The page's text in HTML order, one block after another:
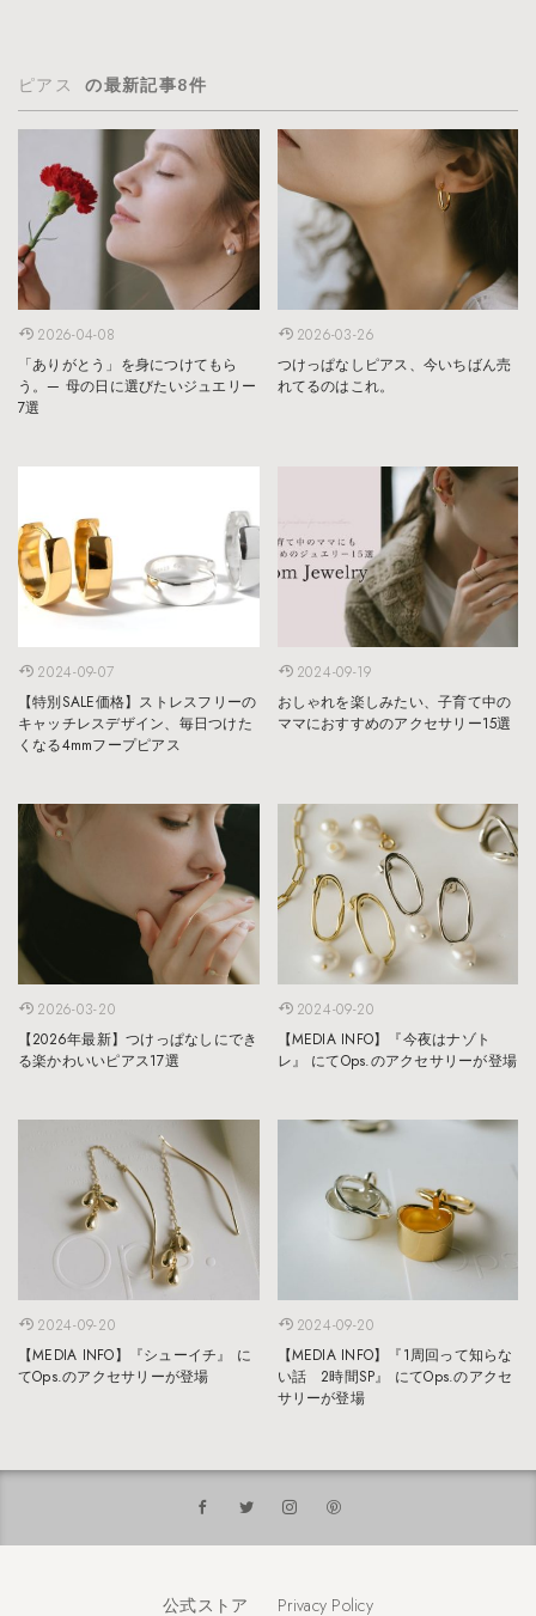
ピアス の最新記事8件
2026-04-08
「ありがとう」を身につけてもら
う。— 母の日に選びたいジュエリー
7選
2026-03-26
つけっぱなしピアス、今いちばん売
れてるのはこれ。
2024-09-07
【特別SALE価格】ストレスフリーの
キャッチレスデザイン、毎日つけた
くなる4mmフープピアス
2024-09-19
おしゃれを楽しみたい、子育て中の
ママにおすすめのアクセサリー15選
2026-03-20
【2026年最新】つけっぱなしにでき
る楽かわいいピアス17選
2024-09-20
【MEDIA INFO】『今夜はナゾト
レ』 にてOps.のアクセサリーが登場
2024-09-20
【MEDIA INFO】『シューイチ』 に
てOps.のアクセサリーが登場
2024-09-20
【MEDIA INFO】『1周回って知らな
い話 2時間SP』 にてOps.のアクセ
サリーが登場
公式ストア Privacy Policy